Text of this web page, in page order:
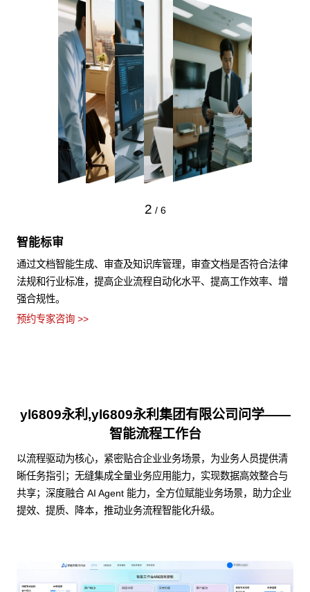
2 / 6
智能标审
通过文档智能生成、审查及知识库管理，审查文档是否符合法律
法规和行业标准，提高企业流程自动化水平、提高工作效率、增
强合规性。
预约专家咨询 >>
yl6809永利,yl6809永利集团有限公司问学——
智能流程工作台
以流程驱动为核心，紧密贴合企业业务场景，为业务人员提供清
晰任务指引；无缝集成全量业务应用能力，实现数据高效整合与
共享；深度融合 AI Agent 能力，全方位赋能业务场景，助力企业
提效、提质、降本，推动业务流程智能化升级。